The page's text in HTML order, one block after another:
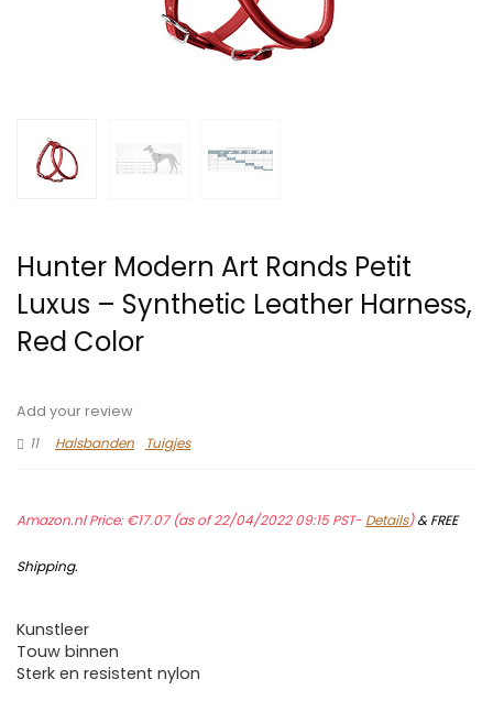
Hunter Modern Art Rands Petit
Luxus – Synthetic Leather Harness,
Red Color
Add your review
11
Halsbanden Tuigjes
Amazon.nl Price:€17.07(as of 22/04/2022 09:15 PST- Details)&FREE
Shipping.
Kunstleer
Touw binnen
Sterk en resistent nylon